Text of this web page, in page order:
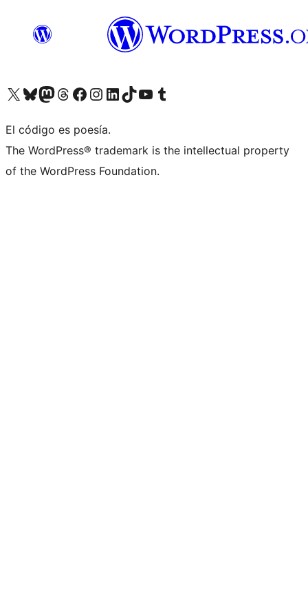
Visita nuestra cuenta de X (anteriormente Twitter)
Visita nuestra cuenta de Bluesky
Visita nuestra cuenta de Mastodon
Visita nuestra cuenta de Threads
Visita nuestra página de Facebook
Visita nuestra cuenta de Instagram
Visita nuestra cuenta de LinkedIn
Visita nuestra cuenta de TikTok
Visita nuestro canal de YouTube
Visita nuestra cuenta de Tumblr
El código es poesía.
The WordPress® trademark is the intellectual property
of the WordPress Foundation.